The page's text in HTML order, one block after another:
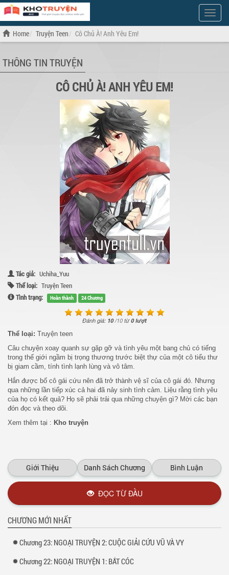
Show
Menu
Home Truyện Teen Cô Chủ À! Anh Yêu Em!
THÔNG TIN TRUYỆN
CÔ CHỦ À! ANH YÊU EM!
Tác giả: Uchiha_Yuu
Thể loại: Truyện Teen
Tình trạng:
Hoàn thành 24 Chương
Đánh giá: 10/10 từ0 lượt
Thể loại: Truyện teen
Câu chuyện xoay quanh sự gặp gỡ và tình yêu một bang chủ có tiếng
trong thế giới ngầm bị trọng thương trước biệt thự của một cô tiểu thư
bị giam cầm, tính tình lạnh lùng và vô tâm.
Hắn được bố cô gái cứu nên đã trở thành vệ sĩ của cô gái đó. Nhưng
qua những lần tiếp xúc cả hai đã nảy sinh tình cảm. Liệu rằng tình yêu
của họ có kết quả? Họ sẽ phải trải qua những chuyện gì? Mời các bạn
đón đọc và theo dõi.
Xem thêm tại : Kho truyện
Giới Thiệu Danh Sách Chương Bình Luận
ĐỌC TỪ ĐẦU
CHƯƠNG MỚI NHẤT
Chương 23: NGOẠI TRUYỆN 2: CUỘC GIẢI CỨU VŨ VÀ VY
Chương 22: NGOẠI TRUYỆN 1: BẮT CÓC